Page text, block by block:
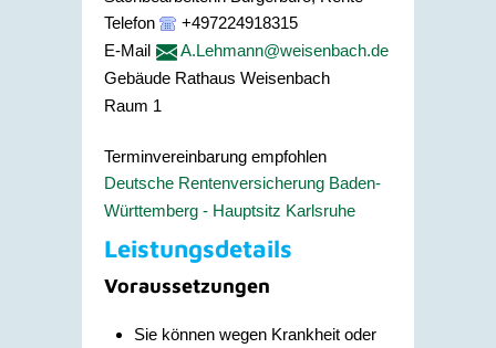
Telefon
+497224918315
E-Mail
A.Lehmann@weisenbach.de
Gebäude Rathaus Weisenbach
Raum 1
Terminvereinbarung empfohlen
Deutsche Rentenversicherung Baden-
Württemberg - Hauptsitz Karlsruhe
Leistungsdetails
Voraussetzungen
Sie können wegen Krankheit oder